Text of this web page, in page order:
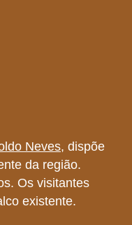
Neves, dispõe
da região.
Os visitantes
existente.